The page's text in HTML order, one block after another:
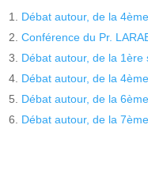
Débat autour, de la
Conférence du Pr.
Débat autour, de la
Débat autour, de la
Débat autour, de la
Débat autour, de la